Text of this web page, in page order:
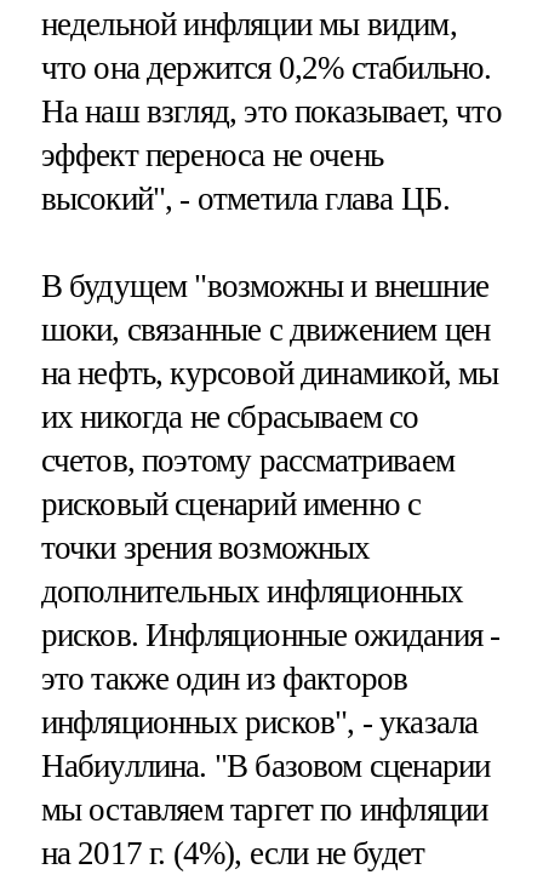
недельной инфляции мы видим,
что она держится 0,2% стабильно.
На наш взгляд, это показывает, что
эффект переноса не очень
высокий", - отметила глава ЦБ.
В будущем "возможны и внешние
шоки, связанные с движением цен
на нефть, курсовой динамикой, мы
их никогда не сбрасываем со
счетов, поэтому рассматриваем
рисковый сценарий именно с
точки зрения возможных
дополнительных инфляционных
рисков. Инфляционные ожидания -
это также один из факторов
инфляционных рисков", - указала
Набиуллина. "В базовом сценарии
мы оставляем таргет по инфляции
на 2017 г. (4%), если не будет